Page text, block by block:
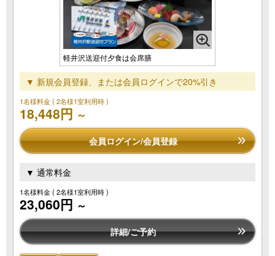
軽井沢送迎付夕食は会席膳
▼ 新規会員登録、または会員ログインで20%引き
1名様料金( 2名様1室利用時 )
18,448円 ～
会員ログイン/会員登録
▼ 通常料金
1名様料金( 2名様1室利用時 )
23,060円 ～
詳細/ご予約